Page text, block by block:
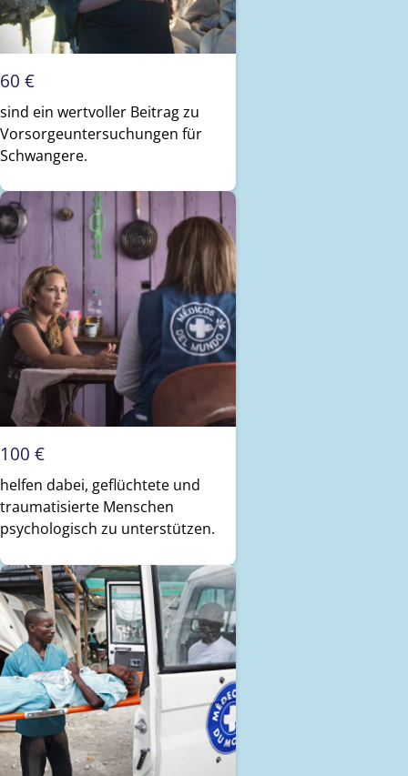
60 €
sind ein wertvoller Beitrag zu
Vorsorgeuntersuchungen für
Schwangere.
100 €
helfen dabei, geflüchtete und
traumatisierte Menschen
psychologisch zu unterstützen.